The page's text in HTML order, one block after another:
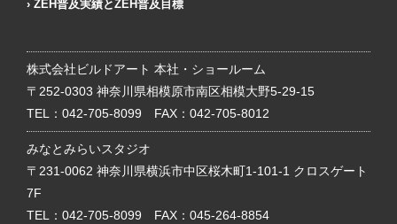
ZEH普及実績とZEH普及目標
株式会社ビルドアート 本社・ショールーム
〒252-0303 神奈川県相模原市南区相模大野5-29-15
TEL： 042-705-8099 FAX：042-705-8012
みなとみらいスタジオ
〒231-0062 神奈川県横浜市中区桜木町1-101-1 クロスゲート
7F
TEL： 042-705-8099 FAX：045-264-8854